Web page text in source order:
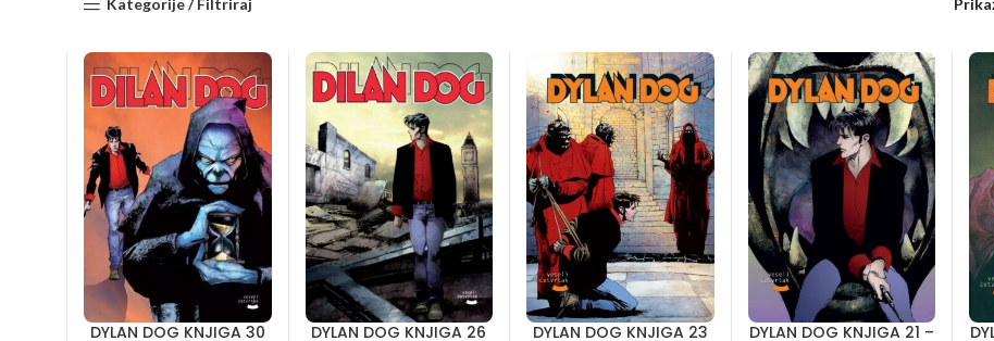
Kategorije / Filtriraj
DYLAN DOG KNJIGA 30
DYLAN DOG KNJIGA 26
DYLAN DOG KNJIGA 23
DYLAN DOG KNJIGA 21 –